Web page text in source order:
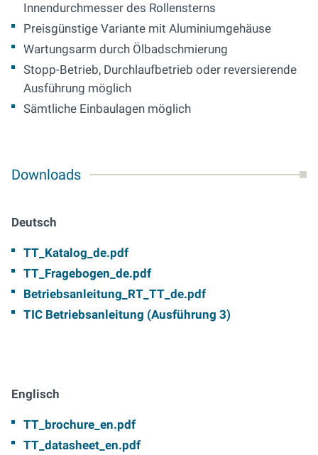
Innendurchmesser des Rollensterns
Preisgünstige Variante mit Aluminiumgehäuse
Wartungsarm durch Ölbadschmierung
Stopp-Betrieb, Durchlaufbetrieb oder reversierende
Ausführung möglich
Sämtliche Einbaulagen möglich
Downloads
Deutsch
TT_Katalog_de.pdf
TT_Fragebogen_de.pdf
Betriebsanleitung_RT_TT_de.pdf
TIC Betriebsanleitung (Ausführung 3)
Englisch
TT_brochure_en.pdf
TT_datasheet_en.pdf